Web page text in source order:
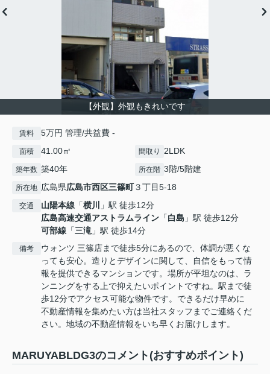
【外観】外観もきれいです
賃料 5万円 管理/共益費 -
面積 41.00㎡ 間取り 2LDK
築年数 築40年 所在階 3階/5階建
所在地 広島県広島市西区三篠町３丁目5-18
交通 山陽本線 「横川
」駅 徒歩12分
広島高速交通アストラムライン 「白島 」駅 徒歩12分
可部線 「三滝 」駅 徒歩14分
備考
ウォンツ 三篠店まで徒歩5分にあるので、体調が悪くな
っても安心。造りとデザインに関して、自信をもって情
報を提供できるマンションです。場所が平坦なのは、ラ
ンニングをする上で抑えたいポイントですね。駅まで徒
歩12分でアクセス可能な物件です。できるだけ早めに
不動産情報を集めたい方は当社スタッフまでご連絡くだ
さい。地域の不動産情報をいち早くお届けします。
MARUYABLDG3のコメント(おすすめポイント)